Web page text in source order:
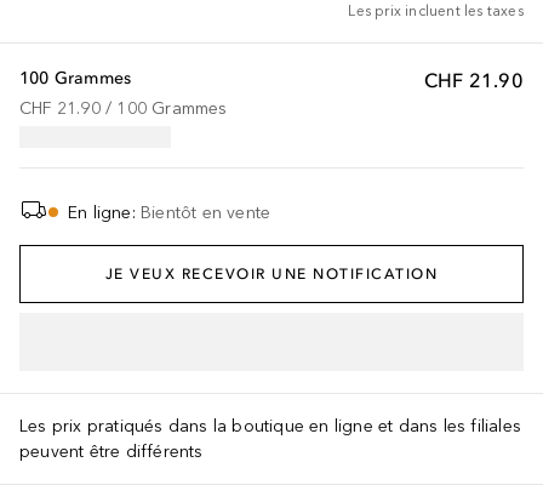
Les prix incluent les taxes
CHF 21.90
100 Grammes
CHF 21.90 / 100 Grammes
En ligne: Bientôt en vente
JE VEUX RECEVOIR UNE NOTIFICATION
Les prix pratiqués dans la boutique en ligne et dans les filiales
peuvent être différents